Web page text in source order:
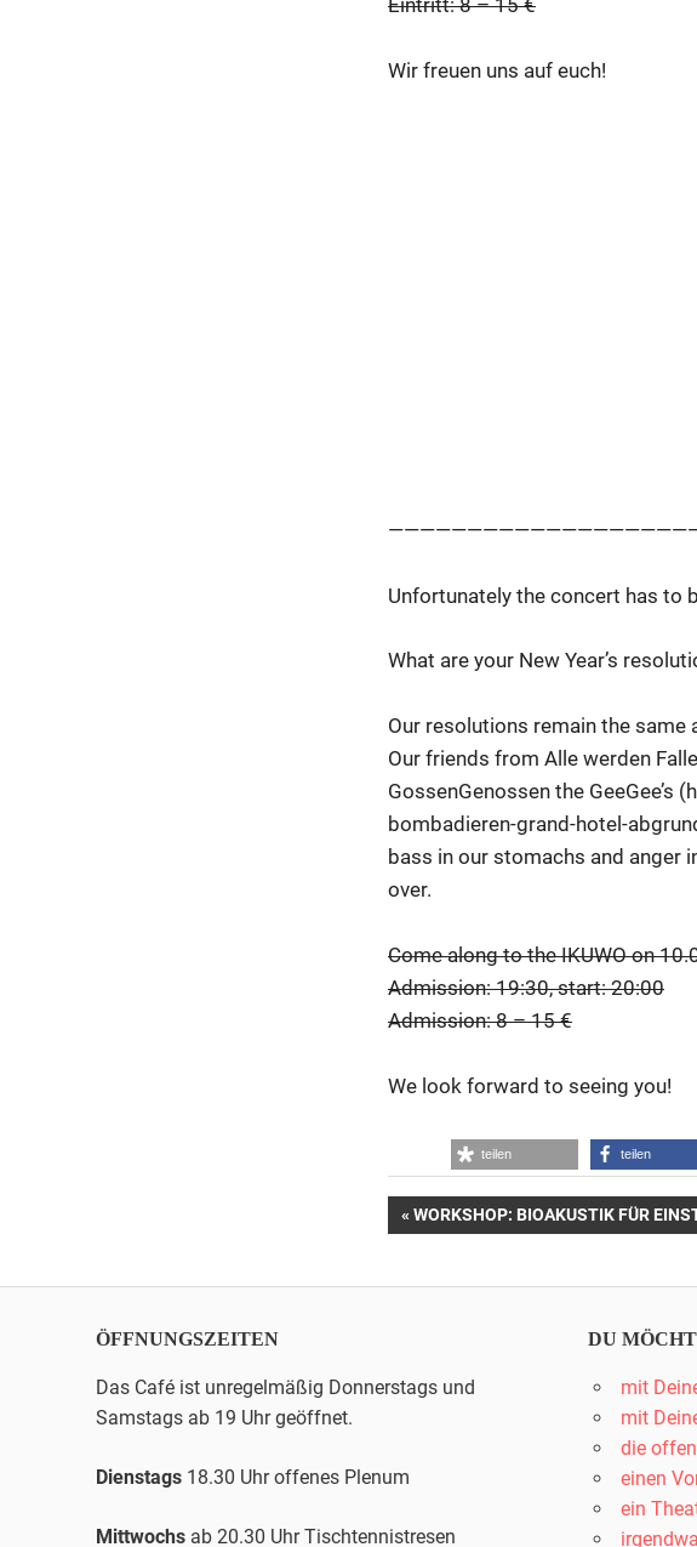
Wir freuen uns auf euch!
Unfortunately the concert has to
What are your New Year’s
Our resolutions remain the same
Our friends from Alle werden
GossenGenossen the
bombadieren-grand-hotel-
bass in our stomachs and anger
over.
Come along to the IKUWO on
Admission: 19:30, start: 20:00
Admission: 8 – 15 €
We look forward to seeing you!
teilen teilen
Beitrags-
VORHERIGER
BEITRAG:
WORKSHOP: BIOAKUSTIK FÜR
ÖFFNUNGSZEITEN
Das Café ist unregelmäßig Donnerstags und
Samstags ab 19 Uhr geöffnet.
Dienstags 18.30 Uhr offenes Plenum
Mittwochs ab 20.30 UhrTischtennistresen
DU
mit
mit
die
einen
ein